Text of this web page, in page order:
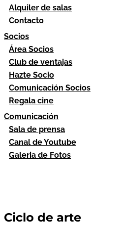
Alquiler de salas
Contacto
Socios
Área Socios
Club de ventajas
Hazte Socio
Comunicación Socios
Regala cine
Comunicación
Sala de prensa
Canal de Youtube
Galeria de Fotos
Ciclo de arte